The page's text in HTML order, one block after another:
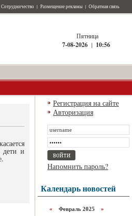
Сотрудничество | Размещение рекламы | Обратная связь
Пятница
7-08-2026 | 10:56
дети и
Регистрация на сайте
Авторизация
Напомнить пароль?
Календарь новостей
« Февраль 2025 »